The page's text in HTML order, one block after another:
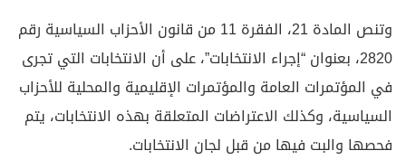
وتنص المادة 21، الفقرة 11 من قانون الأحزاب السياسية رقم
2820، بعنوان “إجراء الانتخابات”، على أن الانتخابات التي تجرى
في المؤتمرات العامة والمؤتمرات الإقليمية والمحلية للأحزاب
السياسية، وكذلك الاعتراضات المتعلقة بهذه الانتخابات، يتم
فحصها والبت فيها من قبل لجان الانتخابات.